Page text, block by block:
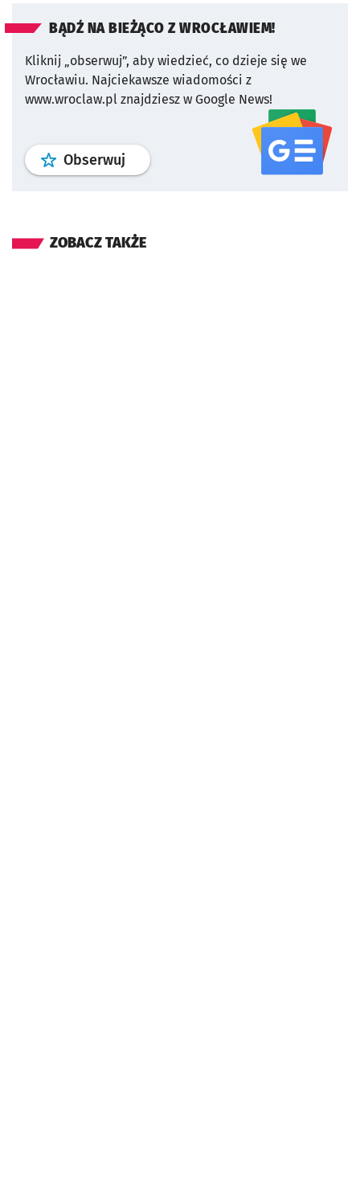
BĄDŹ NA BIEŻĄCO Z WROCŁAWIEM!
Kliknij „obserwuj”, aby wiedzieć, co dzieje się we
Wrocławiu. Najciekawsze wiadomości z
www.wroclaw.pl znajdziesz w Google News!
Obserwuj profil serwisu
ZOBACZ TAKŻE